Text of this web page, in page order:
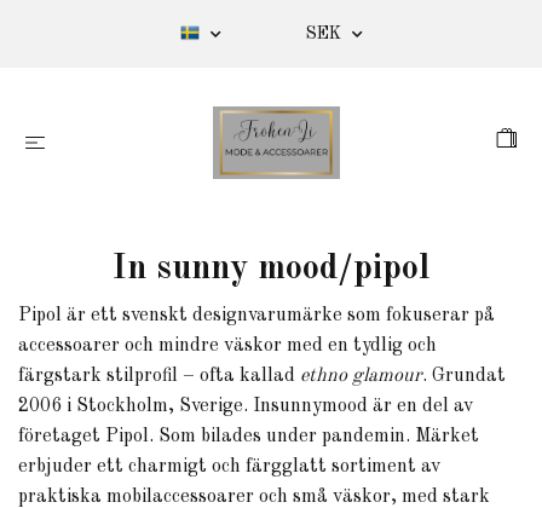
SEK
In sunny mood/pipol
Pipol är ett svenskt designvarumärke som fokuserar på
accessoarer och mindre väskor med en tydlig och
färgstark stilprofil – ofta kallad ethno glamour. Grundat
2006 i Stockholm, Sverige. Insunnymood är en del av
företaget Pipol. Som bilades under pandemin. Märket
erbjuder ett charmigt och färgglatt sortiment av
praktiska mobilaccessoarer och små väskor, med stark